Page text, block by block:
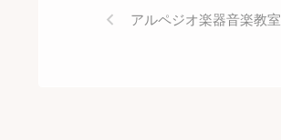
アルペジオ楽器音楽教室